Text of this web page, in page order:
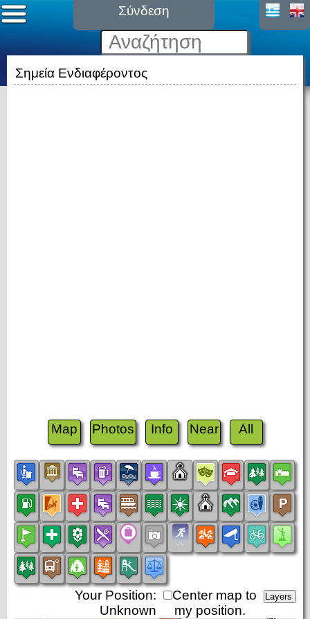
Σύνδεση
Σημεία Ενδιαφέροντος
Map Photos Info Near All
Center map to
my position.
Your Position:
Unknown